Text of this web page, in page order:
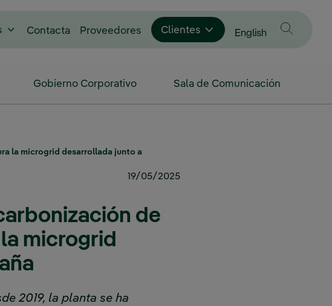
Contacta ProveedoresEnlace externo, se abre en ventana
Clientes Cambiar idioma a
English
Gobierno Corporativo Sala de Comunicación
la microgrid desarrollada junto a
19/05/2025
de
microgrid
2019, la planta se ha